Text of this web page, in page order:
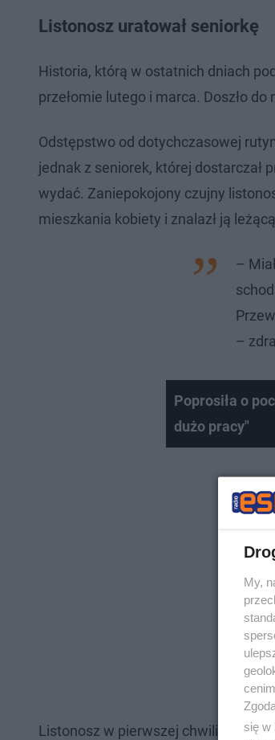
Listonosz uratował seniorkę
Historia, którą w ostatnich dniach
przełomie lutego i marca. Doszło
Odstępstwo od dotychczasowej
jednak z seniorek, której dostarczał
wydać. Zaniepokojony czujny
mieszkania kobiety i znalazł ją
–
–
Poprosiła o
dużo pracy"
Listonosz w pierwszej chwili nie
My,
się w